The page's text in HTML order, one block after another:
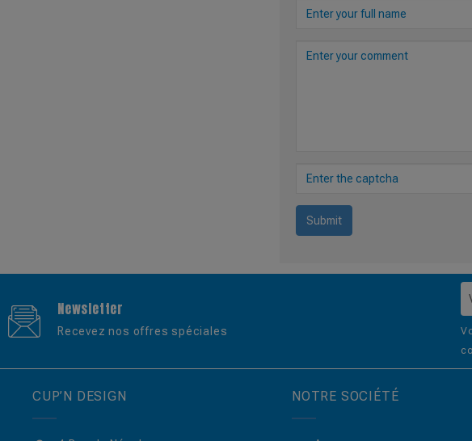
Submit
Newsletter
Recevez nos offres spéciales
CUP’N DESIGN NOTRE SOCIÉTÉ